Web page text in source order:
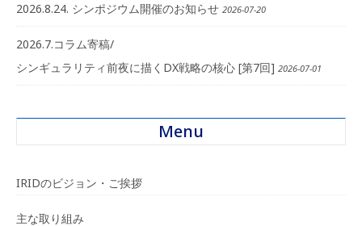
2026.8.24. シンポジウム開催のお知らせ 2026-07-20
2026.7.コラム寄稿/
シンギュラリティ前夜に描くDX戦略の核心 [第7回] 2026-07-01
Menu
IRIDのビジョン・ご挨拶
主な取り組み